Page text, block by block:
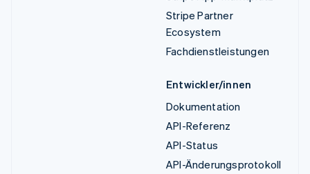
Stripe Partner
Ecosystem
Fachdienstleistungen
Entwickler/innen
Dokumentation
API-Referenz
API-Status
API-Änderungsprotokoll